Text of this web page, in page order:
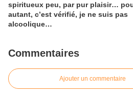
spiritueux peu, par pur plaisir…
autant, c’est vérifié, je ne suis pas
alcoolique…
Commentaires
Ajouter un commentaire